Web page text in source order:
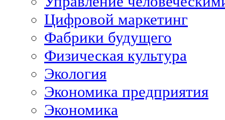
Цифровой маркетинг
Фабрики будущего
Физическая культура
Экология
Экономика предприятия
Экономика